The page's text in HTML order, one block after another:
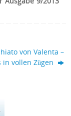
von Valenta –
in vollen Zügen